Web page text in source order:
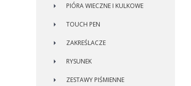
PIÓRA WIECZNE I KULKOWE
TOUCH PEN
ZAKREŚLACZE
RYSUNEK
ZESTAWY PIŚMIENNE